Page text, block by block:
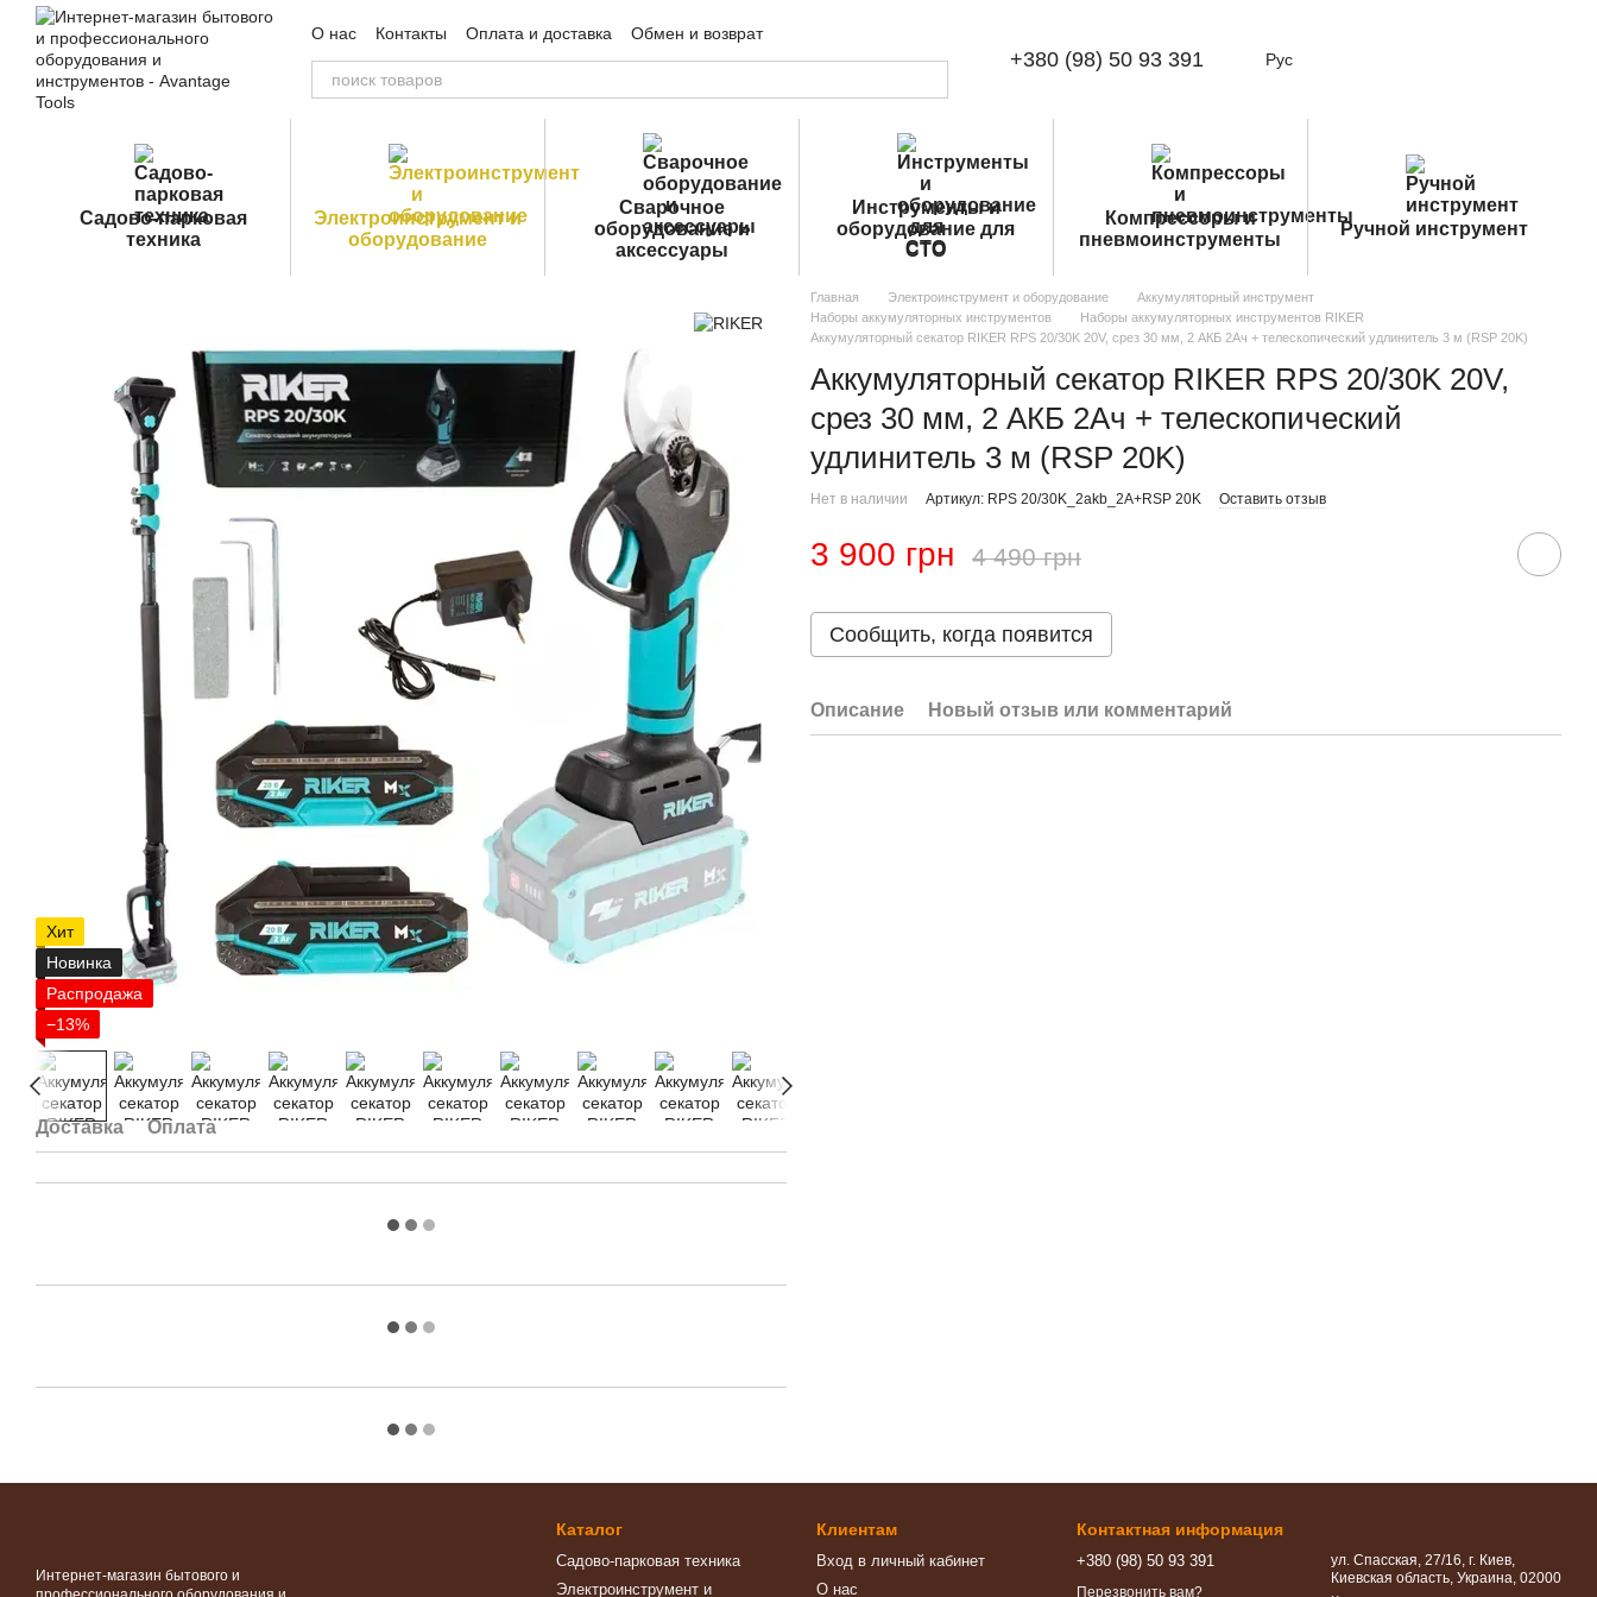
Перейти к основному контенту
О нас Контакты Оплата и доставка
Обмен и возврат
Пользовательское соглашение
Публичная оферта +380 (98) 50 93 391 Рус
Садово-парковая
техника
Электроинструмент и
оборудование
Сварочное
оборудование и
аксессуары
Инструменты и
оборудование для
СТО
Компрессоры и
пневмоинструменты
Ручной инструмент
Хит
Новинка
Распродажа
−13%
Доставка Оплата
Главная Электроинструмент и оборудование
Аккумуляторный инструмент
Наборы аккумуляторных инструментов
Наборы аккумуляторных инструментов RIKER
Аккумуляторный секатор RIKER RPS 20/30K 20V, срез 30 мм, 2 АКБ 2Ач + телескопический удлинитель 3 м (RSP 20K)
Аккумуляторный секатор RIKER RPS 20/30K 20V,
срез 30 мм, 2 АКБ 2Ач + телескопический
удлинитель 3 м (RSP 20K)
Нет в наличии Артикул: RPS 20/30K_2akb_2A+RSP 20K Оставить отзыв
3 900 грн 4 490 грн
Сообщить, когда появится
Описание Новый отзыв или комментарий
Интернет-магазин бытового и
Каталог
Садово-парковая техника
Электроинструмент и
Клиентам
Вход в личный кабинет
О нас
Контактная информация
+380 (98) 50 93 391
Перезвонить вам?
ул. Спасская, 27/16, г. Киев,
Киевская область, Украина, 02000